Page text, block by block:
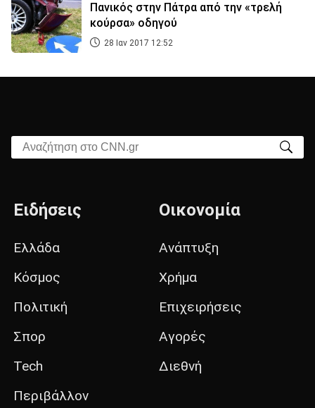
Πανικός στην Πάτρα από την «τρελή
κούρσα» οδηγού
28 Ιαν 2017 12:52
Αναζήτηση στο CNN.gr
Ειδήσεις
Ελλάδα
Κόσμος
Πολιτική
Σπορ
Tech
Περιβάλλον
Οικονομία
Ανάπτυξη
Χρήμα
Επιχειρήσεις
Αγορές
Διεθνή